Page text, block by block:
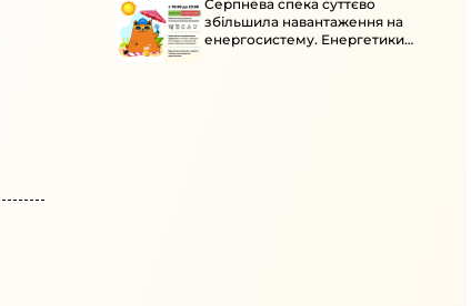
навантаження
Серпнева спека суттєво
збільшила навантаження на
енергосистему. Енергетики